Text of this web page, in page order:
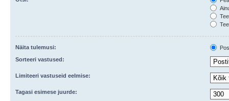
Näita tulemusi:
Sorteeri vastused:
Limiteeri vastuseid eelmise:
Tagasi esimese juurde: